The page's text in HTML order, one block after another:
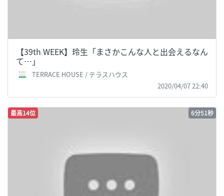
【39th WEEK】玲生「まさかこんな人と出会えるなん
て…」
TERRACE HOUSE / テラスハウス
2020/04/07 22:40
最高14位 6分51秒